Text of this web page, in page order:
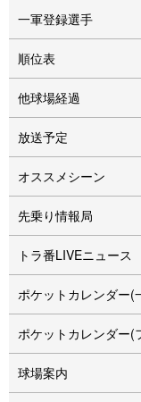
一軍登録選手
順位表
他球場経過
放送予定
オススメシーン
先乗り情報局
トラ番LIVEニュース
ポケットカレンダー(
ポケットカレンダー(
球場案内